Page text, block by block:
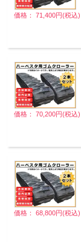
価格： 71,400円(税込)
価格： 70,200円(税込)
価格： 68,800円(税込)